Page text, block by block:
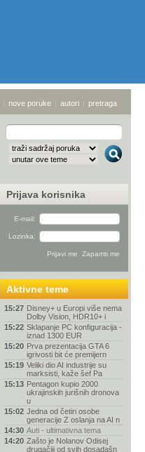
| nove poruke | autori | pretraga
Prijava korisnika
E-mail:
Lozinka:
Aktivne teme
15:27 Disney+ u Europi više nema
Dolby Vision, HDR10+ i
15:22 Sklapanje PC konfiguracija -
iznad 1300 EUR
15:20 Prva prezentacija GTA 6
igrivosti bit će premijern
15:19 Veliki dio AI industrije su
marksisti, kaže šef Pa
15:13 Pentagon kupio 2000
ukrajinskih jurišnih dronova
u
15:02 Jedna od četiri osobe
generacije Z oslanja na AI n
14:30 Auti - ultimativna tema
14:20 Zašto je Nolanov Odisej
drugačiji od svih dosadašn